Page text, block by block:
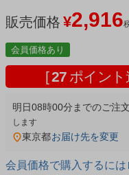
販売価格 ¥2,916
会員価格あり
[27 ポイント
明日08時00分 までのご注
東京都お届け先を変更
会員価格で購入するに